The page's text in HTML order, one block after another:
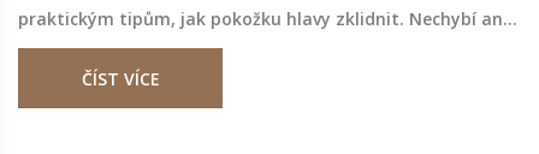
praktickým tipům, jak pokožku hlavy zklidnit. Nechybí ani
pár tipů, jak masáží zmírnit nepříjemné projevy. Rozumět
vlastním vlasům a kůži nemusí být žádná věda.
ČÍST VÍCE